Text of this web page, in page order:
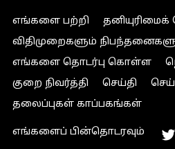
எங்களை பற்றி
விதிமுறைகளும்
எங்களை தொடர்பு கொள்ள
குறை நிவர்த்தி
செய்தி
தலைப்புகள் காப்பகங்கள்
எங்களைப் பின்தொடரவும்